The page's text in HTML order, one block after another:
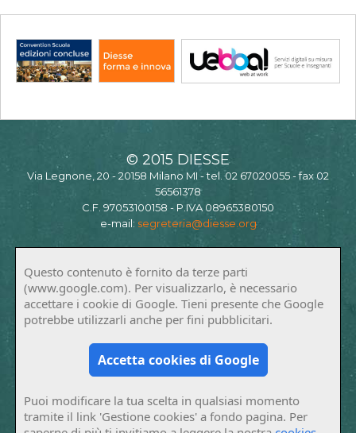
© 2015 DIESSE
Via Legnone, 20 - 20158 Milano MI - tel. 02 67020055 - fax 02
56561378
C.F. 97053100158 - P.IVA 08965380150
e-mail: segreteria@diesse.org
Questo contenuto è fornito da terze parti
(www.google.com). Per visualizzarlo, è necessario
accettare i cookie di Google. Tieni presente che Google
potrebbe utilizzarli anche per fini pubblicitari.
Accetta cookies di Google
Puoi modificare la tua scelta in qualsiasi momento
tramite il link 'Gestione cookies' a fondo pagina. Per